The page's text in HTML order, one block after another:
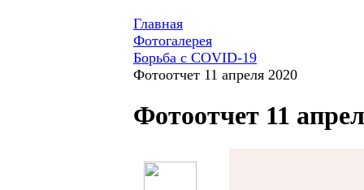
Главная
Фотогалерея
Борьба с COVID-19
Фотоотчет 11 апреля 2020
Фотоотчет 11